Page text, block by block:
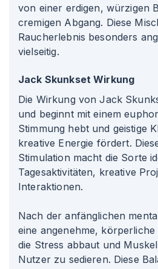
von einer erdigen, würzigen
cremigen Abgang. Diese
Raucherlebnis besonders
vielseitig.
Jack Skunkset Wirkung
Die Wirkung von Jack
und beginnt mit einem
Stimmung hebt und geistige
kreative Energie fördert.
Stimulation macht die Sorte
Tagesaktivitäten, kreative
Interaktionen.
Nach der anfänglichen
eine angenehme,
die Stress abbaut und
Nutzer zu sedieren. Diese